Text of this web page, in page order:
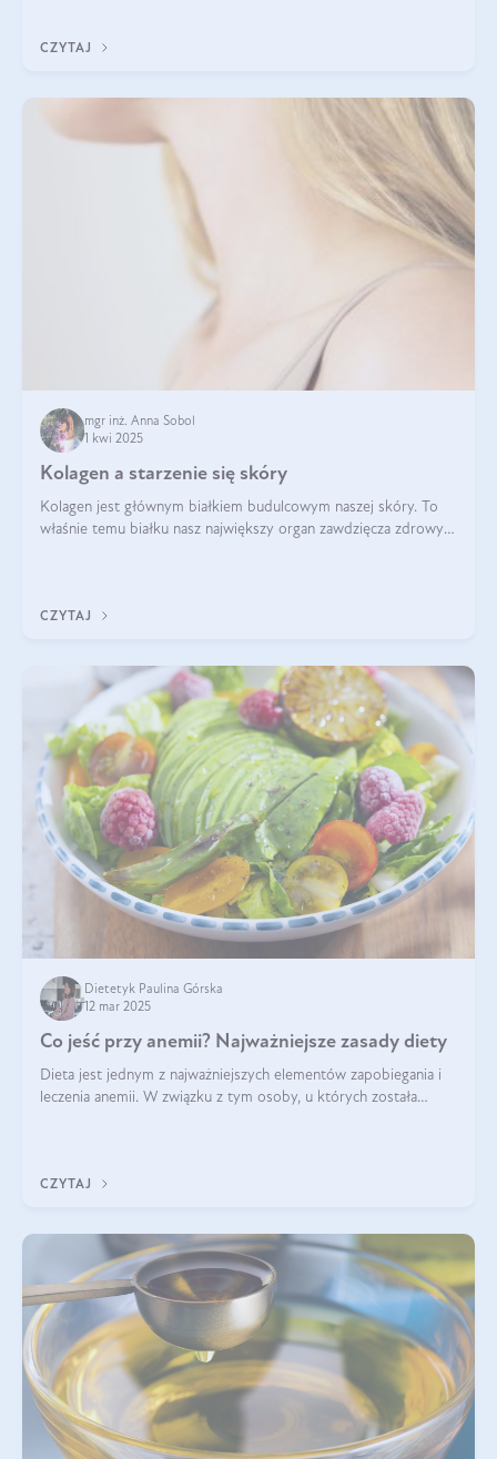
CZYTAJ
mgr inż. Anna Sobol
1 kwi 2025
Kolagen a starzenie się skóry
Kolagen jest głównym białkiem budulcowym naszej skóry. To
właśnie temu białku nasz największy organ zawdzięcza zdrowy
CZYTAJ
Dietetyk Paulina Górska
12 mar 2025
Co jeść przy anemii? Najważniejsze zasady diety
Dieta jest jednym z najważniejszych elementów zapobiegania i
leczenia anemii. W związku z tym osoby, u których została
CZYTAJ